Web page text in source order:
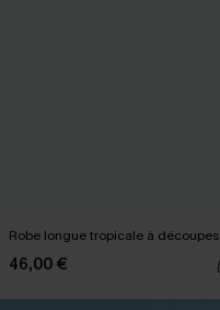
Robe longue tropicale à découpes
46,00 €